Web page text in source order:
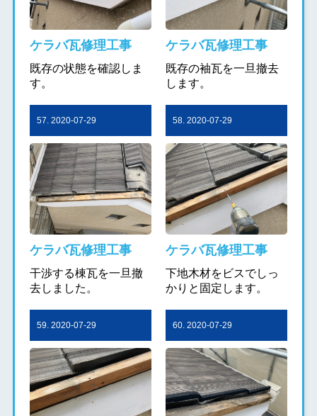
ケラバ瓦修理工事
既存の状態を確認しま
す。
ケラバ瓦修理工事
既存の袖瓦を一旦撤去
します。
57. 2020-07-29
ケラバ瓦修理工事
干渉する棟瓦を一旦撤
去しました。
58. 2020-07-29
ケラバ瓦修理工事
下地木材をビスでしっ
かりと固定します。
59. 2020-07-29 60. 2020-07-29